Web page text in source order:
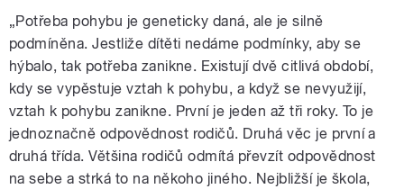
„Potřeba pohybu je geneticky daná, ale je silně
podmíněna. Jestliže dítěti nedáme podmínky, aby se
hýbalo, tak potřeba zanikne. Existují dvě citlivá období,
kdy se vypěstuje vztah k pohybu, a když se nevyužijí,
vztah k pohybu zanikne. První je jeden až tři roky. To je
jednoznačně odpovědnost rodičů. Druhá věc je první a
druhá třída. Většina rodičů odmítá převzít odpovědnost
na sebe a strká to na někoho jiného. Nejbližší je škola,